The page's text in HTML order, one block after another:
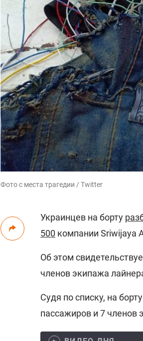
Фото с места трагедии / Twitter
Украинцев на борту
500 компании Sriwijaya
Об этом
членов экипажа
Судя по списку, на
пассажиров и 7 членов